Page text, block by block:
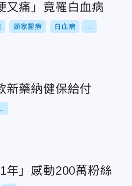
又痛」竟罹白血病
顧家醫療 白血病
藥納健保給付
」感動200萬粉絲